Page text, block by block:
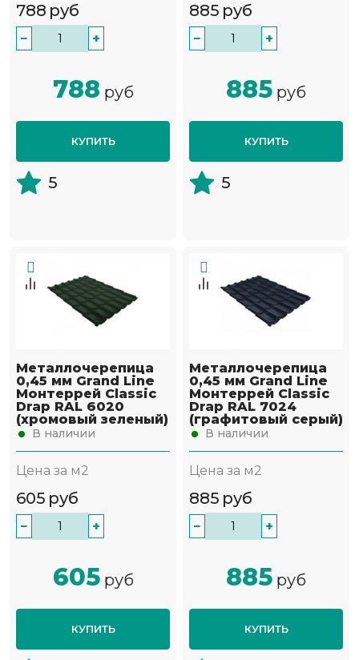
788 руб
− +
788 руб
КУПИТЬ
5
885 руб
− +
885 руб
КУПИТЬ
5
Металлочерепица
0,45 мм Grand Line
Монтеррей Classic
Drap RAL 6020
(хромовый зеленый)
В наличии
Цена за м2
605 руб
− +
605руб
КУПИТЬ
Металлочерепица
0,45 мм Grand Line
Монтеррей Classic
Drap RAL 7024
(графитовый серый)
В наличии
Цена за м2
885 руб
− +
885 руб
КУПИТЬ